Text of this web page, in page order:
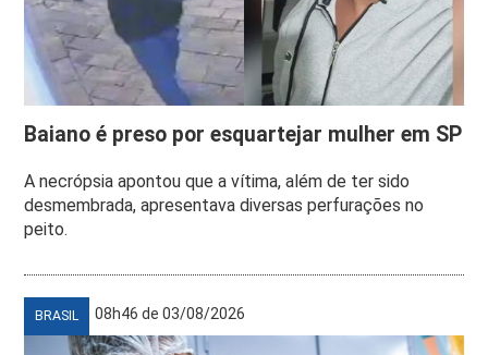
Baiano é preso por esquartejar mulher em SP
A necrópsia apontou que a vítima, além de ter sido
desmembrada, apresentava diversas perfurações no
peito.
BRASIL 08h46 de 03/08/2026